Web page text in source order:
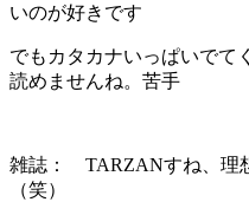
いのが好きです
でもカタカナいっぱいでて
読めませんね。苦手
雑誌： TARZANすね、理
（笑）